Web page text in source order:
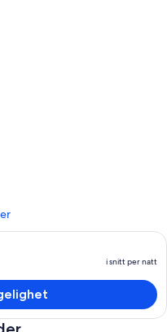
i
i snitt per natt